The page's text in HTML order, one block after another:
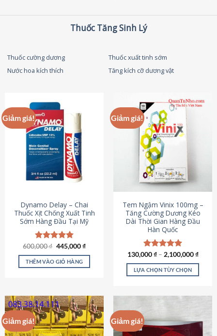
Thuốc Tăng Sinh Lý
Thuốc cường dương
Thuốc xuất tinh sớm
Nước hoa kích thích
Tăng kích cỡ dương vật
Giảm giá!
Dynamo Delay – Chai
Thuốc Xịt Chống Xuất Tinh
Sớm Hàng Đầu Tại Mỹ
Được xếp
hạng5.00
5 sao
600,000₫ Giá
là:
600,000 ₫.
445,000₫Giá
tại
THÊM VÀO GIỎ HÀNG
Giảm giá!
Tem Ngậm Vinix 100mg –
Tăng Cường Dương Kéo
Dài Thời Gian Hàng Đầu
Hàn Quốc
Được xếp
hạng5.00
5 sao
130,000₫– 2,100,000₫
LỰA CHỌN TÙY CHỌN
nhiều
biến
Giảm giá! Giảm giá!